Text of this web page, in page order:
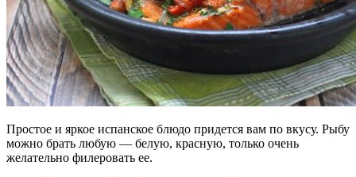
Простое и яркое испанское блюдо придется вам по вкусу. Рыбу
можно брать любую — белую, красную, только очень
желательно филеровать ее.